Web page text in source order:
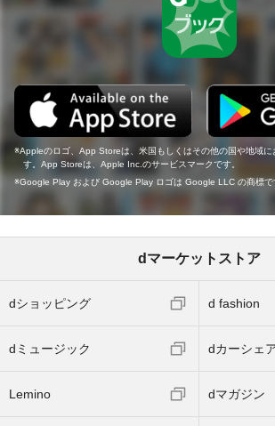
Appleのロゴ、App Storeは、米国もしくはその他の国や地域
す。App Storeは、Apple Inc.のサービスマークです。
Google Play および Google Play ロゴは Google LLC の商標で
dマーケットストア
dショッピング d fashion
dミュージック dカーシェ
Lemino dマガジン